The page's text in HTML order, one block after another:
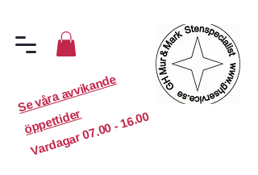
S
e
v
år
a
a
v
vi
k
a
n
d
e
ö
p
p
etti
d
er
Vardagar
07.00 - 16.00